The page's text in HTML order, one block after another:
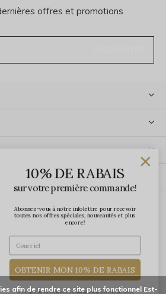
offres et promotions
afin de rendre ce site plus fonctionnel Est-
10% DE RABAIS
sur votre première commande!
Abonnez-vous à notre infolettre pour recevoir
toutes nos offres spéciales, nouveautés et plus
encore!
OBTENIR MON 10% DE RABAIS
*J'accepte de recevoir des communications par courriel de la